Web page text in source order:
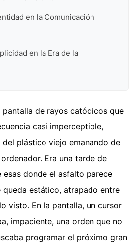
en la Comunicación
en la Era de la
pantalla de rayos catódicos que
casi imperceptible,
plástico viejo emanando de
Era una tarde de
esas donde el asfalto parece
queda estático, atrapado entre
visto. En la pantalla, un cursor
impaciente, una orden que no
programar el próximo gran